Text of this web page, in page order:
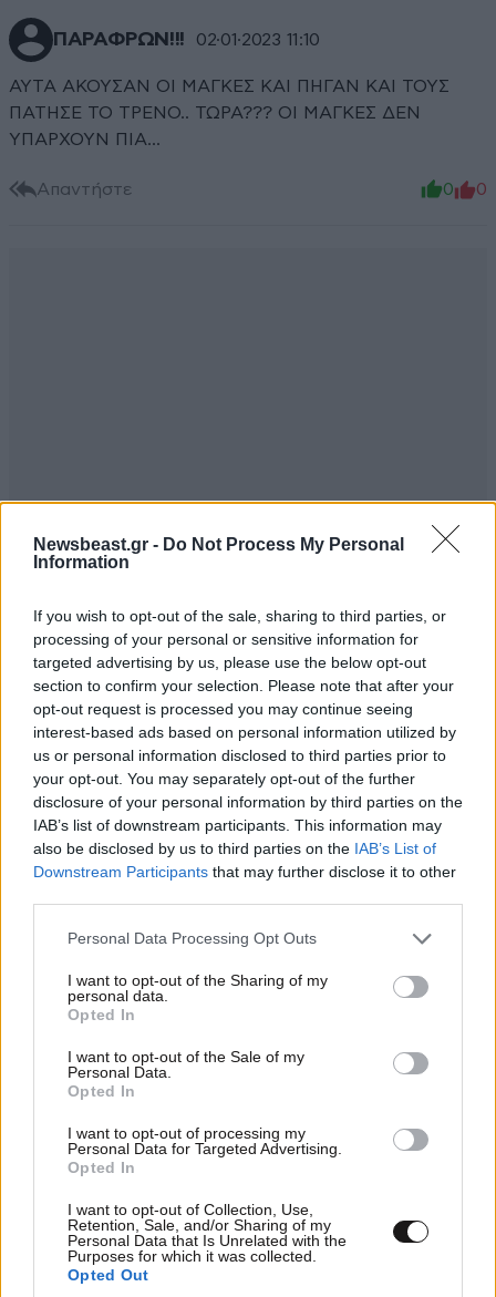
Newsbeast.gr - Do Not Process My Personal
Information
If you wish to opt-out of the sale, sharing to third parties, or
processing of your personal or sensitive information for
targeted advertising by us, please use the below opt-out
section to confirm your selection. Please note that after your
opt-out request is processed you may continue seeing
interest-based ads based on personal information utilized by
us or personal information disclosed to third parties prior to
your opt-out. You may separately opt-out of the further
disclosure of your personal information by third parties on the
IAB’s list of downstream participants. This information may
also be disclosed by us to third parties on the IAB’s List of
Downstream Participants that may further disclose it to other
Please note that this website/app uses one or more Google
not limited to your visit or usage behaviour. You may click to
grant or deny consent to Google and its third-party tags to
use your data for below specified purposes in below Google
consent section.
Personal Data Processing Opt Outs
I want to opt-out of the Sharing of my
personal data.
Opted In
I want to opt-out of the Sale of my
Personal Data.
Opted In
I want to opt-out of processing my
Personal Data for Targeted Advertising.
Opted In
I want to opt-out of Collection, Use,
Retention, Sale, and/or Sharing of my
Personal Data that Is Unrelated with the
Purposes for which it was collected.
Opted Out
ΠΑΡΑΦΡΩΝ!!! 02·01·2023 11:10
ΑΥΤΑ ΑΚΟΥΣΑΝ ΟΙ ΜΑΓΚΕΣ ΚΑΙ ΠΗΓΑΝ ΚΑΙ ΤΟΥΣ
ΠΑΤΗΣΕ ΤΟ ΤΡΕΝΟ.. ΤΩΡΑ??? ΟΙ ΜΑΓΚΕΣ ΔΕΝ
ΥΠΑΡΧΟΥΝ ΠΙΑ...
Απαντήστε 0 0
Ε Υ Γ Ε 22·09·2022 10:43
ΚΥΡΙΕ Γαβαλά. Είμαι μαζί σας.
Απαντήστε
Last 60 21·09·2022 22:40
Γεμίσαμε [...], γενικώς.
SER 30 21·09·2022 20:57
ΠΕΡΙΠΤΩΣΗ ΑΡΜΟΝΙΑ ΜΕ ΤΟ ΣΙΓΑ ΜΗ ΣΚΙΣΕΙΣ ΚΑΝΑ
ΚΑΛΤΣΟΝ . ΕΡΩΤΗΣΗ : ΕΧΕΙ ΞΕΧΡΕΩΣΕΙ ΜΕ ΤΟΥΣ
ΚΡΑΤΟΣ ΑΠΟ ΤΙΣ ΑΠΟΛΥΤΑ ΑΠΟΤΥΧΗΜΕΝΕΣ
ΕΠΙΧΕΙΡΗΣΕΙΣ ΤΟΥ ?
Απαντήστε